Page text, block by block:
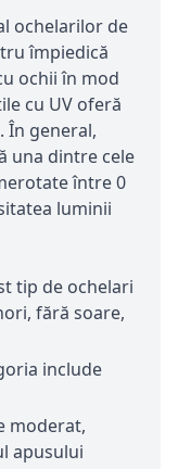
ochelarilor de
împiedică
ochii în mod
cu UV oferă
În general,
una dintre cele
între 0
luminii
tip de ochelari
fără soare,
include
moderat,
apusului